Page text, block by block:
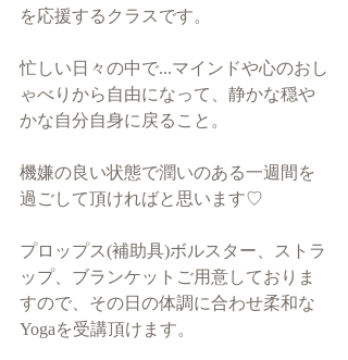
を応援するクラスです。
忙しい日々の中で...マインドや心のおし
ゃべりから自由になって、静かな穏や
かな自分自身に戻ること。
機嫌の良い状態で潤いのある一週間を
過ごして頂ければと思います♡
プロップス(補助具)ボルスター、ストラ
ップ、ブランケットご用意しておりま
すので、その日の体調に合わせ柔和な
Yogaを受講頂けます。